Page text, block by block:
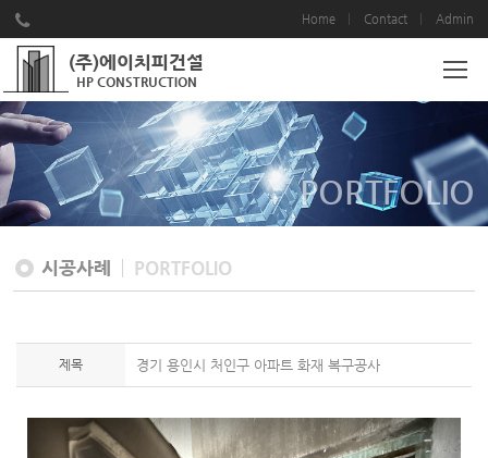
Home Contact Admin
(주)에이치피건설
HP CONSTRUCTION
PORTFOLIO
시공사례 PORTFOLIO
제목 경기 용인시 처인구 아파트 화재 복구공사